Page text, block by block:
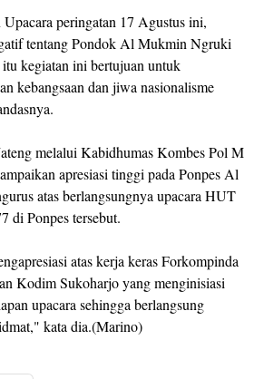
peringatan 17 Agustus ini,
tentang Pondok Al Mukmin Ngruki
kegiatan ini bertujuan untuk
kebangsaan dan jiwa nasionalisme
melalui Kabidhumas Kombes Pol M
apresiasi tinggi pada Ponpes Al
atas berlangsungnya upacara HUT
di Ponpes tersebut.
atas kerja keras Forkompinda
Kodim Sukoharjo yang menginisiasi
upacara sehingga berlangsung
kata dia.(Marino)